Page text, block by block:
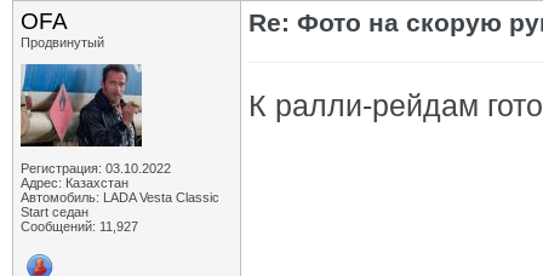
OFA
Продвинутый
Регистрация: 03.10.2022
Адрес: Казахстан
Автомобиль: LADA Vesta Classic
Start седан
Сообщений: 11,927
Re: Фото на скорую
К ралли-рейдам